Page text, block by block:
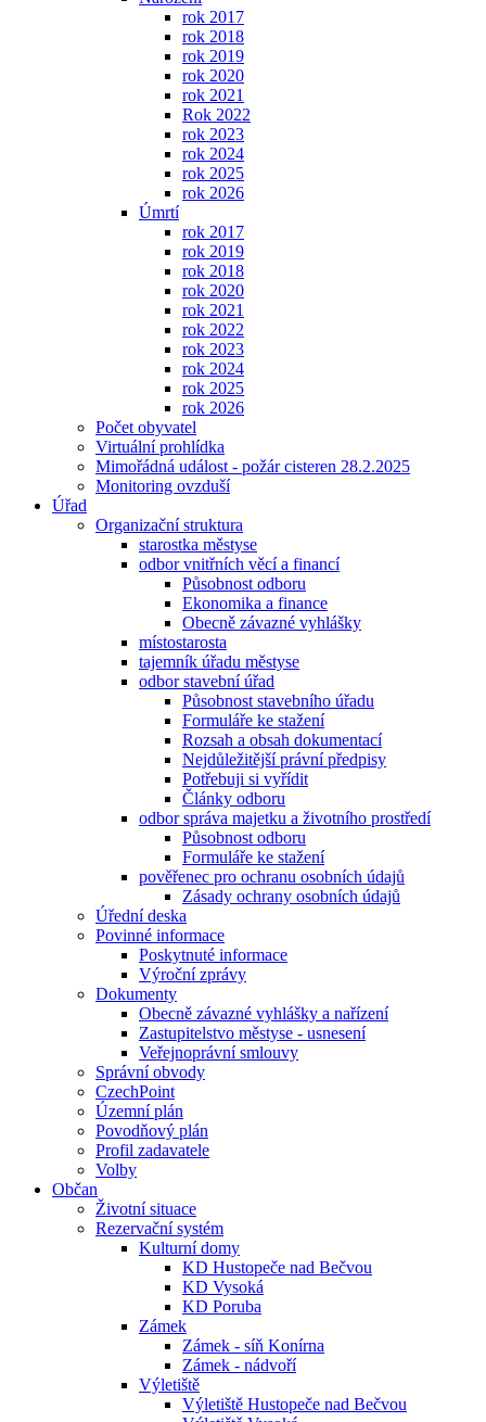
rok 2017
rok 2018
rok 2019
rok 2020
rok 2021
Rok 2022
rok 2023
rok 2024
rok 2025
rok 2026
Úmrtí
rok 2017
rok 2019
rok 2018
rok 2020
rok 2021
rok 2022
rok 2023
rok 2024
rok 2025
rok 2026
Počet obyvatel
Virtuální prohlídka
Mimořádná událost - požár cisteren 28.2.2025
Monitoring ovzduší
Úřad
Organizační struktura
starostka městyse
odbor vnitřních věcí a financí
Působnost odboru
Ekonomika a finance
Obecně závazné vyhlášky
místostarosta
tajemník úřadu městyse
odbor stavební úřad
Působnost stavebního úřadu
Formuláře ke stažení
Rozsah a obsah dokumentací
Nejdůležitější právní předpisy
Potřebuji si vyřídit
Články odboru
odbor správa majetku a životního prostředí
Působnost odboru
Formuláře ke stažení
pověřenec pro ochranu osobních údajů
Zásady ochrany osobních údajů
Úřední deska
Povinné informace
Poskytnuté informace
Výroční zprávy
Dokumenty
Obecně závazné vyhlášky a nařízení
Zastupitelstvo městyse - usnesení
Veřejnoprávní smlouvy
Správní obvody
CzechPoint
Územní plán
Povodňový plán
Profil zadavatele
Volby
Občan
Životní situace
Rezervační systém
Kulturní domy
KD Hustopeče nad Bečvou
KD Vysoká
KD Poruba
Zámek
Zámek - síň Konírna
Zámek - nádvoří
Výletiště
Výletiště Hustopeče nad Bečvou